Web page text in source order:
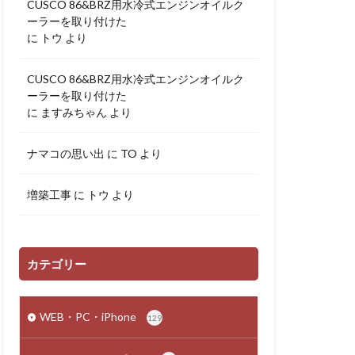
CUSCO 86&BRZ用水冷式エンジンオイルク
ーラーを取り付けた
に トウ より
CUSCO 86&BRZ用水冷式エンジンオイルク
ーラーを取り付けた
に ますみちゃん より
ナマコの思い出 に TO より
増築工事 に トウ より
カテゴリー
WEB・PC・iPhone 129